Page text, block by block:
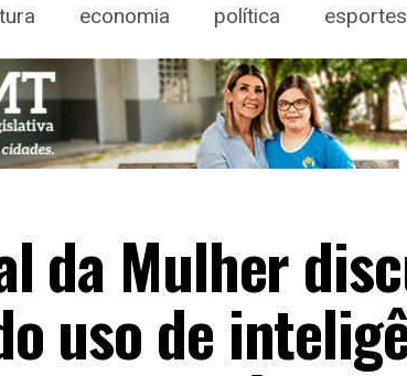
economia política esportes
da Mulher
uso de